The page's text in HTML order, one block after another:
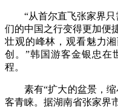
“从首尔直飞张家界只
们的中国之行变得更加便
壮观的峰林，观看魅力
创。”韩国游客金银忠在
程。
素有“扩大的盆景，缩
客青睐。据湖南省张家界